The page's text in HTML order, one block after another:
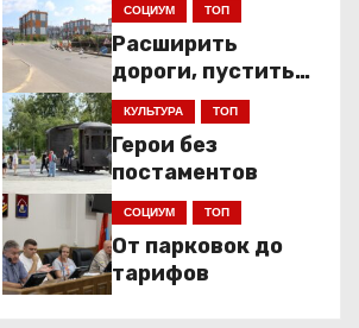
СОЦИУМ ТОП
Расширить
дороги, пустить
низкопольники
КУЛЬТУРА ТОП
Герои без
постаментов
СОЦИУМ ТОП
От парковок до
тарифов